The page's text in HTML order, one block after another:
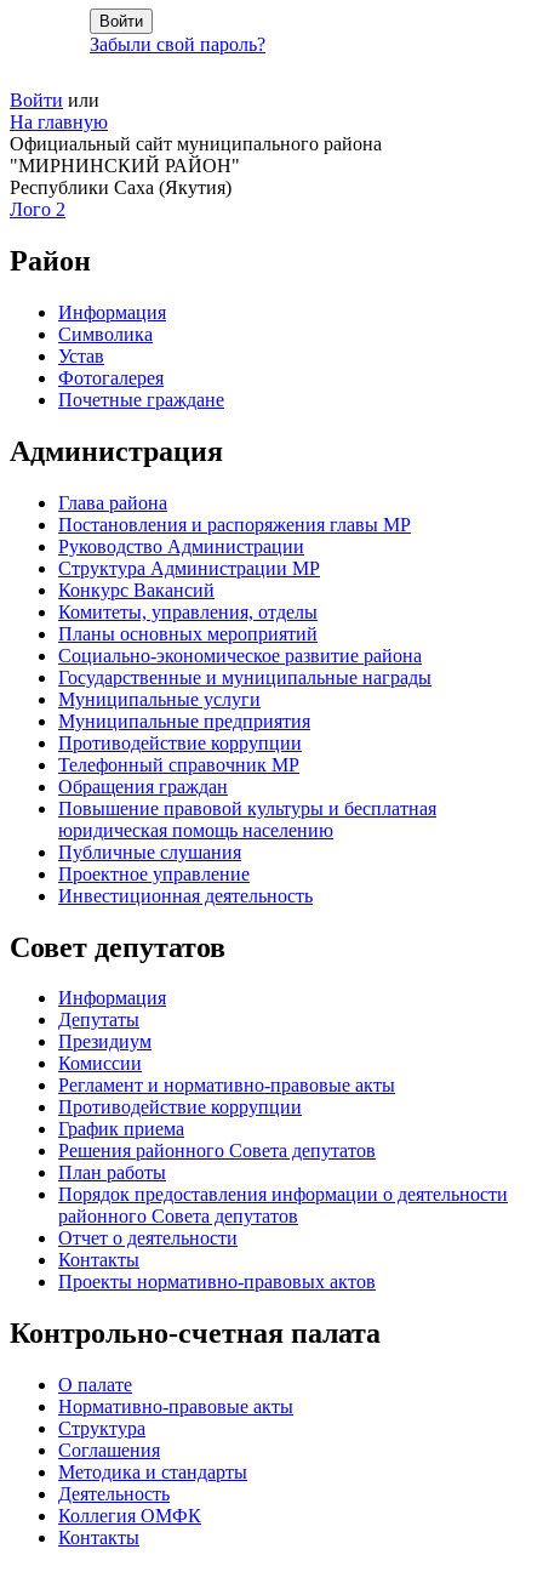
Забыли свой пароль?
Войти или
На главную
Официальный сайт муниципального района
"МИРНИНСКИЙ РАЙОН"
Республики Саха (Якутия)
Лого 2
Район
Информация
Символика
Устав
Фотогалерея
Почетные граждане
Администрация
Глава района
Постановления и распоряжения главы МР
Руководство Администрации
Структура Администрации МР
Конкурс Вакансий
Комитеты, управления, отделы
Планы основных мероприятий
Социально-экономическое развитие района
Государственные и муниципальные награды
Муниципальные услуги
Муниципальные предприятия
Противодействие коррупции
Телефонный справочник МР
Обращения граждан
Повышение правовой культуры и бесплатная
юридическая помощь населению
Публичные слушания
Проектное управление
Инвестиционная деятельность
Совет депутатов
Информация
Депутаты
Президиум
Комиссии
Регламент и нормативно-правовые акты
Противодействие коррупции
График приема
Решения районного Совета депутатов
План работы
Порядок предоставления информации о деятельности
районного Совета депутатов
Отчет о деятельности
Контакты
Проекты нормативно-правовых актов
Контрольно-счетная палата
О палате
Нормативно-правовые акты
Структура
Соглашения
Методика и стандарты
Деятельность
Коллегия ОМФК
Контакты